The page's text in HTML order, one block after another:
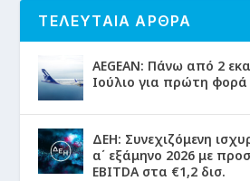
ΤΕΛΕΥΤΑΙΑ ΑΡΘΡΑ
AEGEAN: Πάνω από 2
Ιούλιο για πρώτη φορά
ΔΕΗ: Συνεχιζόμενη
α΄ εξάμηνο 2026 με
EBITDA στα €1,2 δισ.